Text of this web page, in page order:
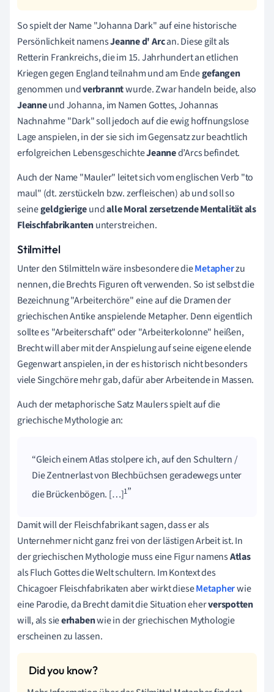
So spielt der Name "Johanna Dark" auf eine historische
Persönlichkeit namensJeanne d' Arcan. Diese gilt als
Retterin Frankreichs, die im 15. Jahrhundert an etlichen
Kriegen gegen England teilnahm und am Endegefangen
genommen undverbranntwurde. Zwar handeln beide, also
Jeanneund Johanna, im Namen Gottes, Johannas
Nachnahme "Dark" soll jedoch auf die ewig hoffnungslose
Lage anspielen, in der sie sich im Gegensatz zur beachtlich
erfolgreichen LebensgeschichteJeanned’Arcs befindet.
Auch der Name "Mauler" leitet sich vom englischen Verb "to
maul" (dt. zerstückeln bzw. zerfleischen) ab und soll so
seinegeldgierigeundalle Moral zersetzende Mentalität als
Fleischfabrikantenunterstreichen.
Stilmittel
Unter den Stilmitteln wäre insbesondere dieMetapherzu
nennen, die Brechts Figuren oft verwenden. So ist selbst die
Bezeichnung "Arbeiterchöre" eine auf die Dramen der
griechischen Antike anspielende Metapher. Denn eigentlich
sollte es "Arbeiterschaft" oder "Arbeiterkolonne" heißen,
Brecht will aber mit der Anspielung auf seine eigene elende
Gegenwart anspielen, in der es historisch nicht besonders
viele Singchöre mehr gab, dafür aber Arbeitende in Massen.
Auch der metaphorische Satz Maulers spielt auf die
griechische Mythologie an:
Gleich einem Atlas stolpere ich, auf den Schultern /
Die Zentnerlast von Blechbüchsen geradewegs unter
die Brückenbögen. […]1
Damit will der Fleischfabrikant sagen, dass er als
Unternehmer nicht ganz frei von der lästigen Arbeit ist. In
der griechischen Mythologie muss eine Figur namensAtlas
als Fluch Gottes die Welt schultern. Im Kontext des
Chicagoer Fleischfabrikaten aber wirkt dieseMetapherwie
eine Parodie, da Brecht damit die Situation eherverspotten
will, als sieerhabenwie in der griechischen Mythologie
erscheinen zu lassen.